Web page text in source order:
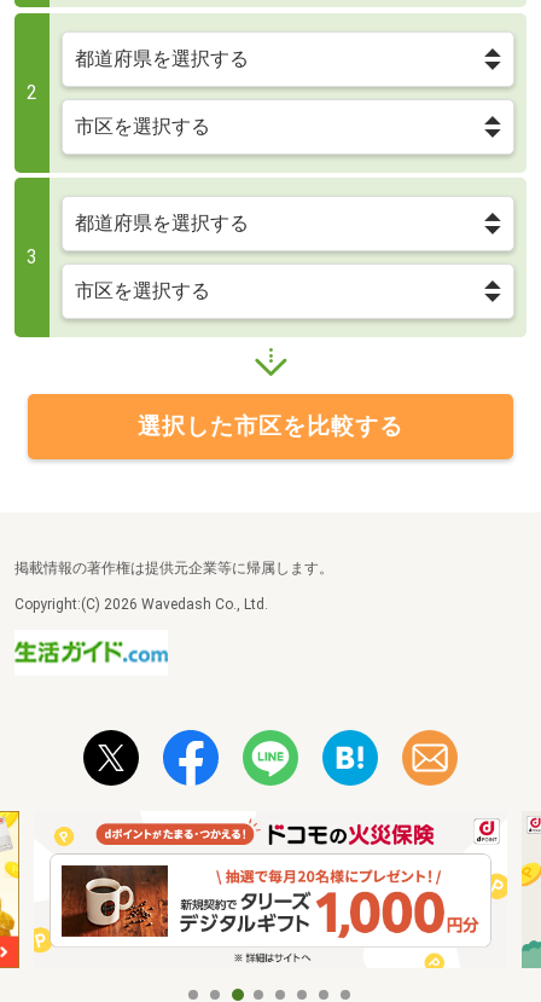
2
3
選択した市区を比較する
掲載情報の著作権は提供元企業等に帰属します。
Copyright:(C) 2026 Wavedash Co., Ltd.